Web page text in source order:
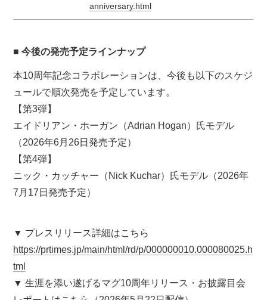
anniversary.html
■ 今後の発売予定ラインナップ
本10周年記念コラボレーションは、今後も以下のスケジ
ュールで順次発売を予定しています。
【第3弾】
エイドリアン・ホーガン（Adrian Hogan）氏モデル
（2026年6月26日発売予定）
【第4弾】
ニック・カッチャー（Nick Kuchar）氏モデル（2026年
7月17日発売予定）
▼ プレスリリース詳細はこちら
https://prtimes.jp/main/html/rd/p/000000010.000080025.h
tml
▼ 生涯を添い遂げるマグ10周年リリース・お披露目会